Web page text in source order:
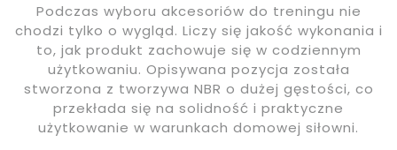
Podczas wyboru akcesoriów do treningu nie
chodzi tylko o wygląd. Liczy się jakość wykonania i
to, jak produkt zachowuje się w codziennym
użytkowaniu. Opisywana pozycja została
stworzona z tworzywa NBR o dużej gęstości, co
przekłada się na solidność i praktyczne
użytkowanie w warunkach domowej siłowni.